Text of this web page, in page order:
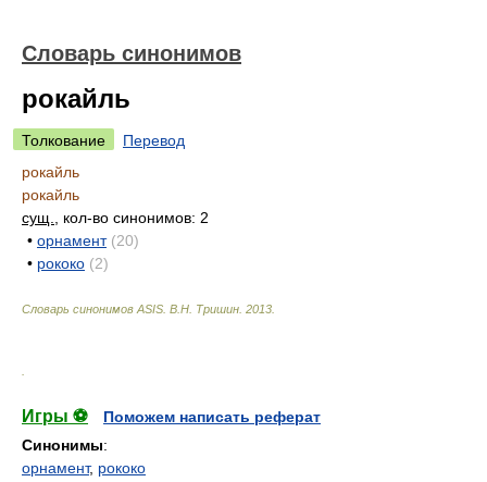
Словарь синонимов
рокайль
Толкование
Перевод
рокайль
рокайль
сущ.
, кол-во синонимов: 2
• орнамент (20)
• рококо (2)
Словарь синонимов ASIS. В.Н. Тришин 2013
Игры ⚽
Поможем написать реферат
Синонимы:
орнамент, рококо